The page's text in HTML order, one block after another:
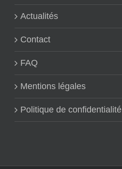
Actualités
Contact
FAQ
Mentions légales
Politique de confidentialité